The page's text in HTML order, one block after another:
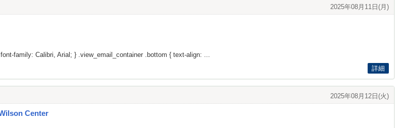
2025年08月11日(月)
family: Calibri, Arial; } .view_email_container .bottom { text-align: ...
詳細
2025年08月12日(火)
Center